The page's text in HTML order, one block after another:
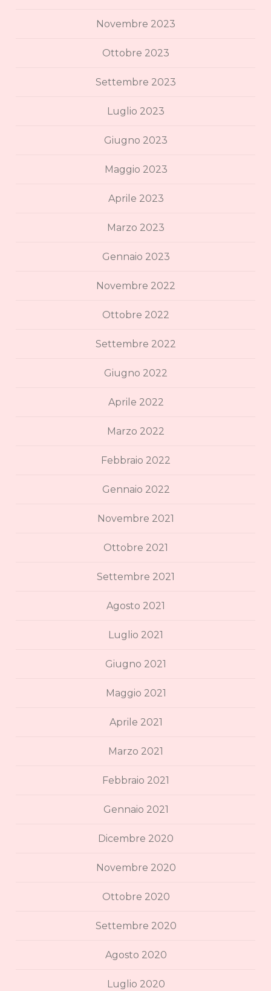
Novembre 2023
Ottobre 2023
Settembre 2023
Luglio 2023
Giugno 2023
Maggio 2023
Aprile 2023
Marzo 2023
Gennaio 2023
Novembre 2022
Ottobre 2022
Settembre 2022
Giugno 2022
Aprile 2022
Marzo 2022
Febbraio 2022
Gennaio 2022
Novembre 2021
Ottobre 2021
Settembre 2021
Agosto 2021
Luglio 2021
Giugno 2021
Maggio 2021
Aprile 2021
Marzo 2021
Febbraio 2021
Gennaio 2021
Dicembre 2020
Novembre 2020
Ottobre 2020
Settembre 2020
Agosto 2020
Luglio 2020